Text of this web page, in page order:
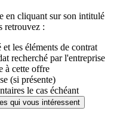
en cliquant sur son intitulé
retrouvez :
les éléments de contrat
recherché par l'entreprise
à cette offre
(si présente)
le cas échéant
qui vous intéressent